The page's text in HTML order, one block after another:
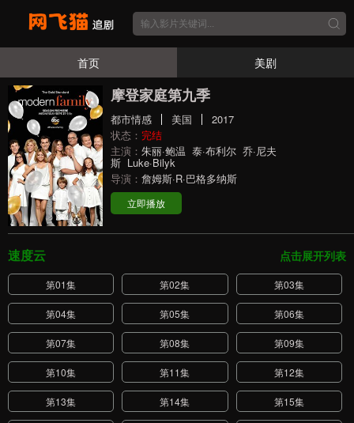
首页 美剧
摩登家庭第九季
都市情感 美国
2017
状态： 完结
主演： 朱丽·鲍温 泰·布利尔 乔·尼夫
斯 Luke·Bilyk
导演： 詹姆斯·R·巴格多纳斯
立即播放
点击展开列表
速度云
第01集 第02集 第03集
第04集 第05集 第06集
第07集 第08集 第09集
第10集 第11集 第12集
第13集 第14集 第15集